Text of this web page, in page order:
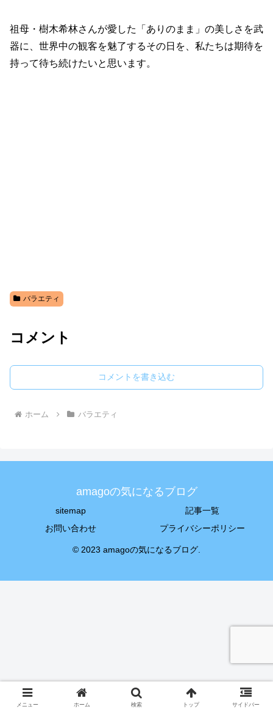
祖母・樹木希林さんが愛した「ありのまま」の美しさを武
器に、世界中の観客を魅了するその日を、私たちは期待を
持って待ち続けたいと思います。
バラエティ
コメント
コメントを書き込む
ホーム バラエティ
amagoの気になるブログ
sitemap
記事一覧
お問い合わせ
プライバシーポリシー
© 2023 amagoの気になるブログ.
メニュー ホーム 検索 トップ サイドバー